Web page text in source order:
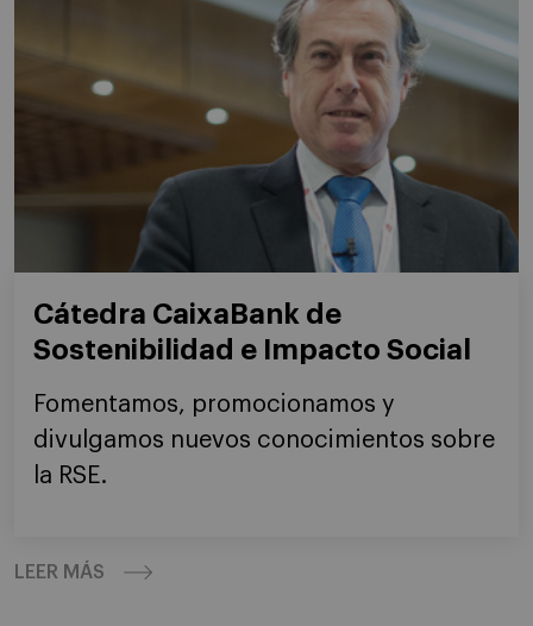
Cátedra CaixaBank de
Sostenibilidad e Impacto Social
Fomentamos, promocionamos y
divulgamos nuevos conocimientos sobre
la RSE.
LEER MÁS